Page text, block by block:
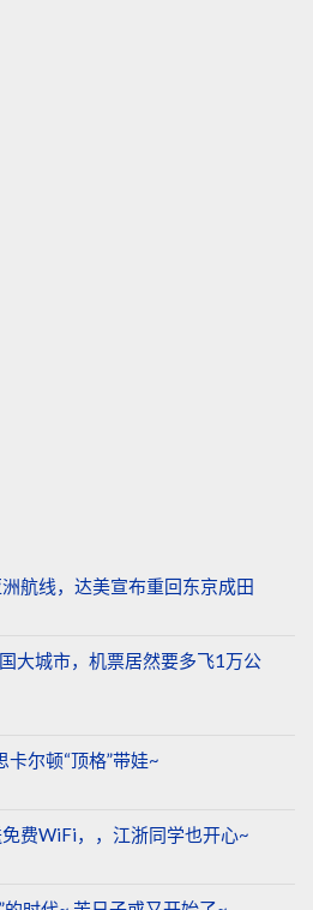
航线，达美宣布重回东京成田
大城市，机票居然要多飞1万公
尔顿“顶格”带娃~
费WiFi，，江浙同学也开心~